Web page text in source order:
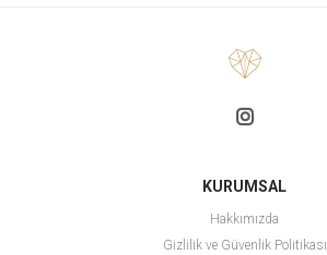
KURUMSAL
Hakkımızda
Gizlilik ve Güvenlik Politikası